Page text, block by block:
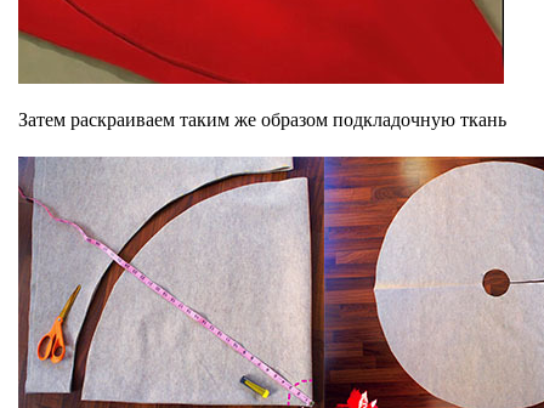
Затем раскраиваем таким же образом подкладочную ткань